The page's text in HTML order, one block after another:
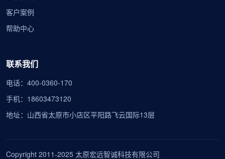
客户案例
帮助中心
联系我们
电话：400-0360-170
手机：18603473120
地址：山西省太原市小店区平阳路飞云国际13层
Copyright 2011-2025 太原宏远智诚科技有限公司